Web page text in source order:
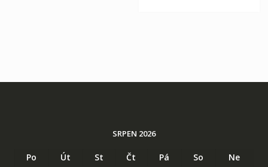
SRPEN 2026
Po Út St Čt Pá So
Ne